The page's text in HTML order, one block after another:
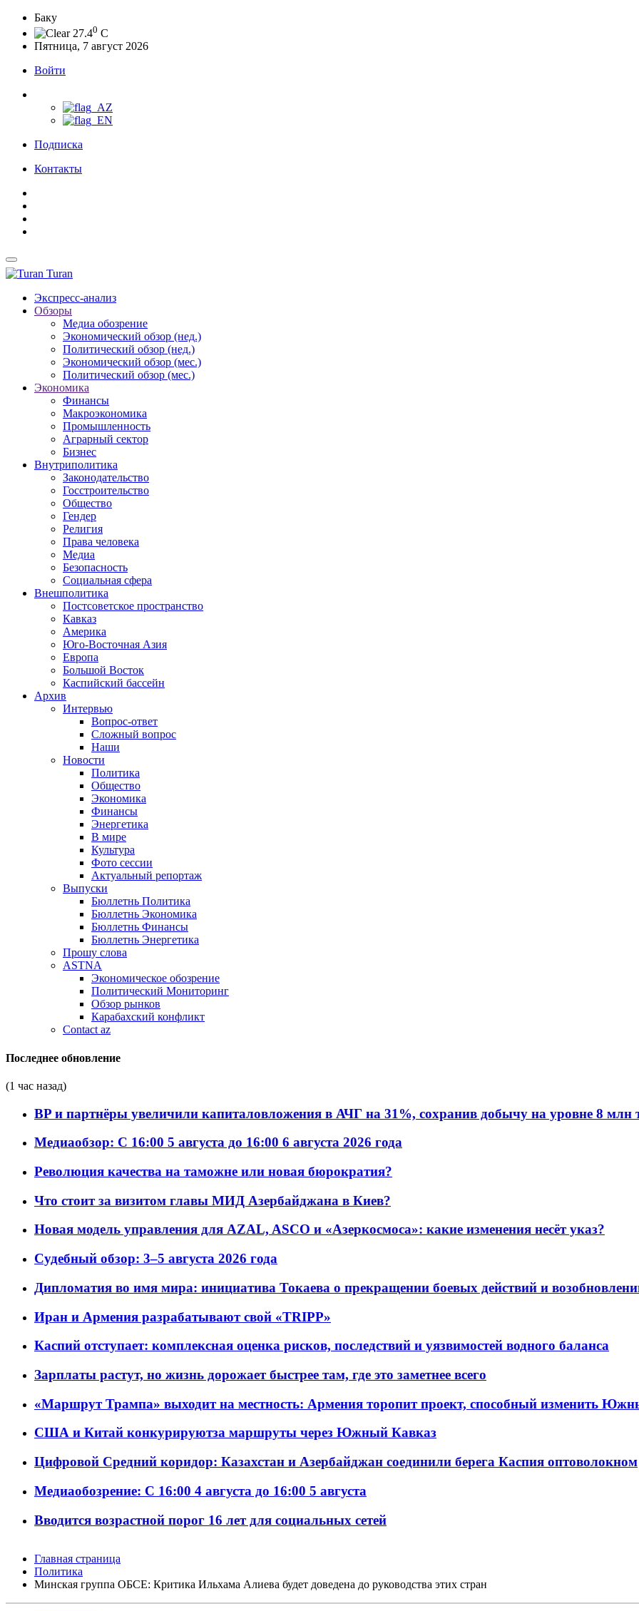
Баку
27.40 C
Пятница, 7 август 2026
Войти
Подписка
Контакты
Turan
Экспресс-анализ
Обзоры
Медиа обозрение
Экономический обзор (нед.)
Политический обзор (нед.)
Экономический обзор (мес.)
Политический обзор (мес.)
Экономика
Финансы
Макроэкономика
Промышленность
Аграрный сектор
Бизнес
Внутриполитика
Законодательство
Госстроительство
Общество
Гендер
Религия
Права человека
Медиа
Безопасность
Социальная сфера
Внешполитика
Постсоветское пространство
Кавказ
Америка
Юго-Восточная Азия
Европа
Большой Восток
Каспийский бассейн
Архив
Интервью
Вопрос-ответ
Сложный вопрос
Наши
Новости
Политика
Общество
Экономика
Финансы
Энергетика
В мире
Культура
Фото сессии
Актуальный репортаж
Выпуски
Бюллетнь Политика
Бюллетнь Экономика
Бюллетнь Финансы
Бюллетнь Энергетика
Прошу слова
ASTNA
Экономическое обозрение
Политический Мониторинг
Обзор рынков
Карабахский конфликт
Contact az
Последнее обновление
(1 час назад)
BP и партнёры увеличили капиталовложения в АЧГ на 31%, сохранив добычу на уровне 8 млн
Медиаобзор: С 16:00 5 августа до 16:00 6 августа 2026 года
Революция качества на таможне или новая бюрократия?
Что стоит за визитом главы МИД Азербайджана в Киев?
Новая модель управления для AZAL, ASCO и «Азеркосмоса»: какие изменения несёт указ?
Судебный обзор: 3–5 августа 2026 года
Дипломатия во имя мира: инициатива Токаева о прекращении боевых действий и
Иран и Армения разрабатывают свой «TRIPP»
Каспий отступает: комплексная оценка рисков, последствий и уязвимостей водного баланса
Зарплаты растут, но жизнь дорожает быстрее там, где это заметнее всего
«Маршрут Трампа» выходит на местность: Армения торопит проект, способный изменить
США и Китай конкурируютза маршруты через Южный Кавказ
Цифровой Средний коридор: Казахстан и Азербайджан соединили берега Каспия оптоволокном
Медиаобозрение: С 16:00 4 августа до 16:00 5 августа
Вводится возрастной порог 16 лет для социальных сетей
Главная страница
Политика
Минская группа ОБСЕ: Критика Ильхама Алиева будет доведена до руководства этих стран